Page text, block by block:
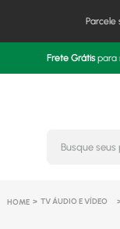
Parcele
Frete Grátispara
TV ÁUDIO E VÍDEO